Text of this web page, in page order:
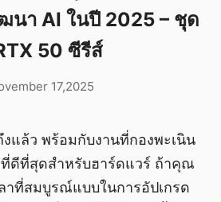
นา AI ในปี 2025 – ชุด
50 ซีรีส์
17,2025
แล้ว พร้อมกับงานที่กองพะเนิน
ดีที่สุดสำหรับฮาร์ดแวร์ ถ้าคุณ
าที่สมบูรณ์แบบในการอัปเกรด